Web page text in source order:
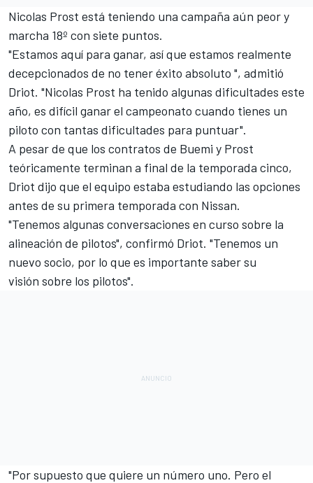
Nicolas Prost está teniendo una campaña aún peor y
marcha 18º con siete puntos.
"Estamos aquí para ganar, así que estamos realmente
decepcionados de no tener éxito absoluto ", admitió
Driot. "Nicolas Prost ha tenido algunas dificultades este
año, es difícil ganar el campeonato cuando tienes un
piloto con tantas dificultades para puntuar".
A pesar de que los contratos de Buemi y Prost
teóricamente terminan a final de la temporada cinco,
Driot dijo que el equipo estaba estudiando las opciones
antes de su primera temporada con Nissan.
"Tenemos algunas conversaciones en curso sobre la
alineación de pilotos", confirmó Driot. "Tenemos un
nuevo socio, por lo que es importante saber su
visión sobre los pilotos".
"Por supuesto que quiere un número uno. Pero el